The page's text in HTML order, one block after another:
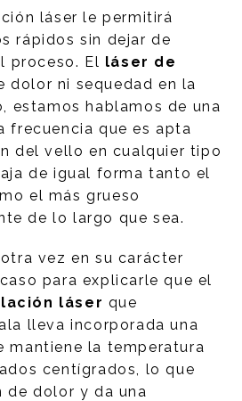
láser le permitirá
rápidos sin dejar de
proceso. El láser de
dolor ni sequedad en la
estamos hablamos de una
frecuencia que es apta
del vello en cualquier tipo
de igual forma tanto el
el más grueso
de lo largo que sea.
vez en su carácter
para explicarle que el
láser que
lleva incorporada una
mantiene la temperatura
centígrados, lo que
de dolor y da una